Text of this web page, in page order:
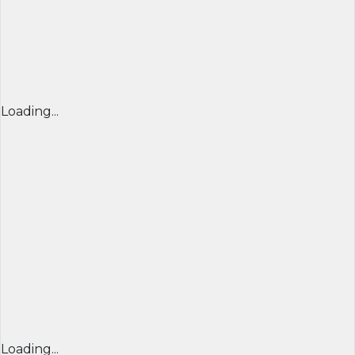
Loading...
Loading...